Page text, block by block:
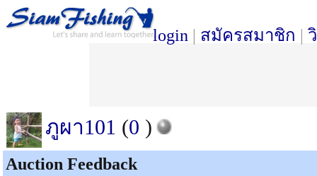
login | สมัครสมาชิก |
ภูผา101 (0 )
Auction Feedback